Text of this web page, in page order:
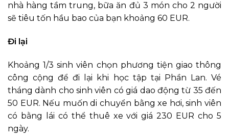
nhà hàng tầm trung, bữa ăn đủ 3 món cho 2 người
sẽ tiêu tốn hầu bao của bạn khoảng 60 EUR.
Đi lại
Khoảng 1/3 sinh viên chọn phương tiện giao thông
công cộng để đi lại khi học tập tại Phần Lan. Vé
tháng dành cho sinh viên có giá dao động từ 35 đến
50 EUR. Nếu muốn di chuyển bằng xe hơi, sinh viên
có bằng lái có thể thuê xe với giá 230 EUR cho 5
ngày.